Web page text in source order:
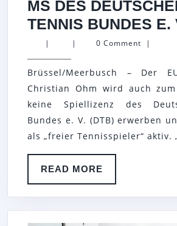
S DES DEUTSCHEN
ENNIS BUNDES E.
| | 0 Comment |
Brüssel/Meerbusch – Der
Christian Ohm wird auch
keine Spiellizenz des
Bundes e. V. (DTB) erwerben
als „freier Tennisspieler“ aktiv.
READ MORE
MORE